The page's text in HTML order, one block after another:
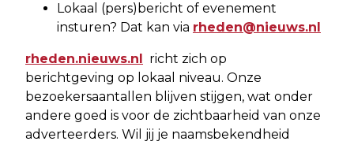
Lokaal (pers)bericht of evenement
insturen? Dat kan via rheden@nieuws.nl
rheden.nieuws.nl richt zich op
berichtgeving op lokaal niveau. Onze
bezoekersaantallen blijven stijgen, wat onder
andere goed is voor de zichtbaarheid van onze
adverteerders. Wil jij je naamsbekendheid